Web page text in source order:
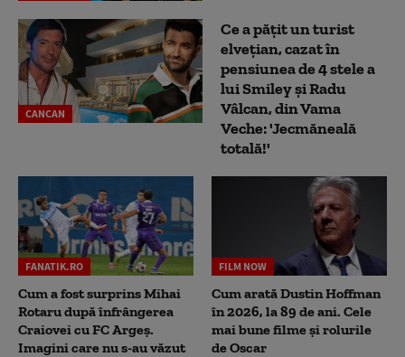
CANCAN
Ce a pățit un turist
elvețian, cazat în
pensiunea de 4 stele a
lui Smiley și Radu
Vâlcan, din Vama
Veche: 'Jecmăneală
totală!'
FANATIK.RO
Cum a fost surprins Mihai
Rotaru după înfrângerea
Craiovei cu FC Argeș.
Imagini care nu s-au văzut
FILM NOW
Cum arată Dustin Hoffman
în 2026, la 89 de ani. Cele
mai bune filme și rolurile
de Oscar